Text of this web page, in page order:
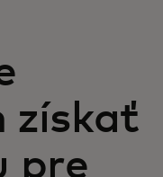
získať
pre